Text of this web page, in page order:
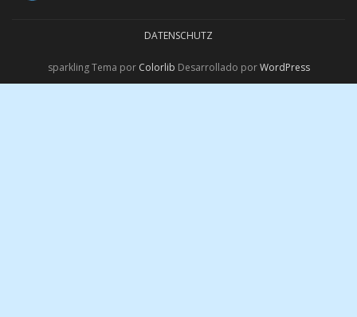
DATENSCHUTZ
sparkling Tema por Colorlib Desarrollado porWordPress